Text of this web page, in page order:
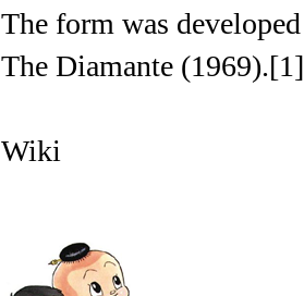
The form was
The Diamante
Wiki